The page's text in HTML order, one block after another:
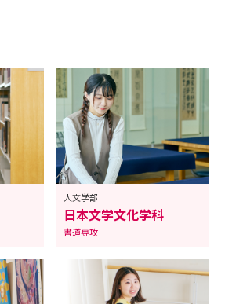
人文学部
日本文学文化学科
書道専攻